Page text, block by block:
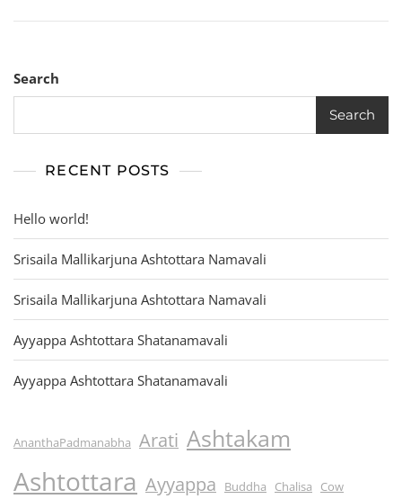
Search
Search
RECENT POSTS
Hello world!
Srisaila Mallikarjuna Ashtottara Namavali
Srisaila Mallikarjuna Ashtottara Namavali
Ayyappa Ashtottara Shatanamavali
Ayyappa Ashtottara Shatanamavali
AnanthaPadmanabha Arati Ashtakam
Ashtottara Ayyappa Buddha Chalisa Cow